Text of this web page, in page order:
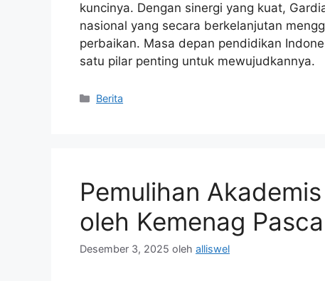
kuncinya. Dengan sinergi yang kuat,
nasional yang secara berkelanjutan
perbaikan. Masa depan pendidikan
satu pilar penting untuk mewujudkannya.
Kategori
Berita
Pemulihan
oleh Kemenag
Desember 3, 2025 oleh alliswel